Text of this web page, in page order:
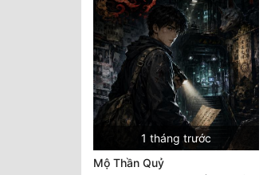
1 tháng trước
Mộ Thần Quỷ